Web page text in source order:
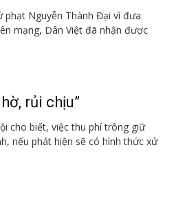
phạt Nguyễn Thành Đại vì đưa
mạng, Dân Việt đã nhận được
rủi chịu”
cho biết, việc thu phí trông giữ
nếu phát hiện sẽ có hình thức xử